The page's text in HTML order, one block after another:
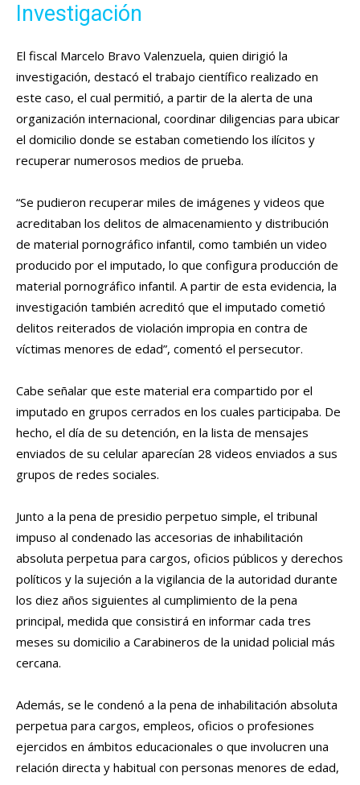
Investigación
El fiscal Marcelo Bravo Valenzuela, quien dirigió la
investigación, destacó el trabajo científico realizado en
este caso, el cual permitió, a partir de la alerta de una
organización internacional, coordinar diligencias para ubicar
el domicilio donde se estaban cometiendo los ilícitos y
recuperar numerosos medios de prueba.
“Se pudieron recuperar miles de imágenes y videos que
acreditaban los delitos de almacenamiento y distribución
de material pornográfico infantil, como también un video
producido por el imputado, lo que configura producción de
material pornográfico infantil. A partir de esta evidencia, la
investigación también acreditó que el imputado cometió
delitos reiterados de violación impropia en contra de
víctimas menores de edad”, comentó el persecutor.
Cabe señalar que este material era compartido por el
imputado en grupos cerrados en los cuales participaba. De
hecho, el día de su detención, en la lista de mensajes
enviados de su celular aparecían 28 videos enviados a sus
grupos de redes sociales.
Junto a la pena de presidio perpetuo simple, el tribunal
impuso al condenado las accesorias de inhabilitación
absoluta perpetua para cargos, oficios públicos y derechos
políticos y la sujeción a la vigilancia de la autoridad durante
los diez años siguientes al cumplimiento de la pena
principal, medida que consistirá en informar cada tres
meses su domicilio a Carabineros de la unidad policial más
cercana.
Además, se le condenó a la pena de inhabilitación absoluta
perpetua para cargos, empleos, oficios o profesiones
ejercidos en ámbitos educacionales o que involucren una
relación directa y habitual con personas menores de edad,